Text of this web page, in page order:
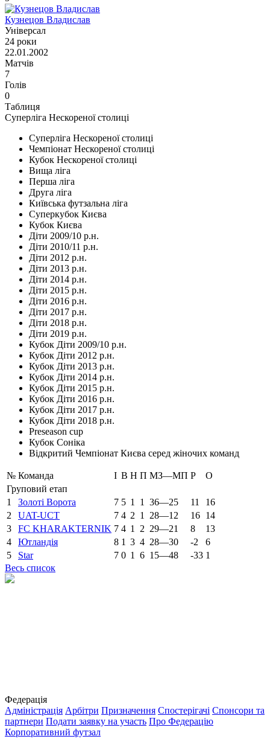
Кузнецов Владислав
Універсал
24 роки
22.01.2002
Матчів
7
Голів
0
Таблиця
Суперліга Нескореної столиці
Суперліга Нескореної столиці
Чемпіонат Нескореної столиці
Кубок Нескореної столиці
Вища ліга
Перша ліга
Друга ліга
Київська футзальна ліга
Суперкубок Києва
Кубок Києва
Діти 2009/10 р.н.
Діти 2010/11 р.н.
Діти 2012 р.н.
Діти 2013 р.н.
Діти 2014 р.н.
Діти 2015 р.н.
Діти 2016 р.н.
Діти 2017 р.н.
Діти 2018 р.н.
Діти 2019 р.н.
Кубок Діти 2009/10 р.н.
Кубок Діти 2012 р.н.
Кубок Діти 2013 р.н.
Кубок Діти 2014 р.н.
Кубок Діти 2015 р.н.
Кубок Діти 2016 р.н.
Кубок Діти 2017 р.н.
Кубок Діти 2018 р.н.
Preseason cup
Кубок Соніка
Відкритий Чемпіонат Києва серед жіночих команд
№ Команда І В Н П МЗ—МП Р
О
Груповий етап
1
Золоті Ворота 7 5 1 1 36—25 11
16
2
UAT-UCT 7 4 2 1 28—12 16 14
3
FC KHARAKTERNIK 7 4 1 2 29—21 8
13
4
Ютландія 8 1 3 4 28—30 -2
6
5
Star 7 0 1 6 15—48 -33 1
Весь список
Федерація
Адміністрація Арбітри Призначення Спостерігачі Спонсори та
партнери Подати заявку на участь Про Федерацію
Корпоративний футзал